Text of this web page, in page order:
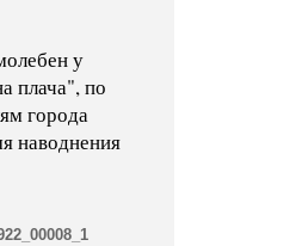
у
плача", по
города
наводнения